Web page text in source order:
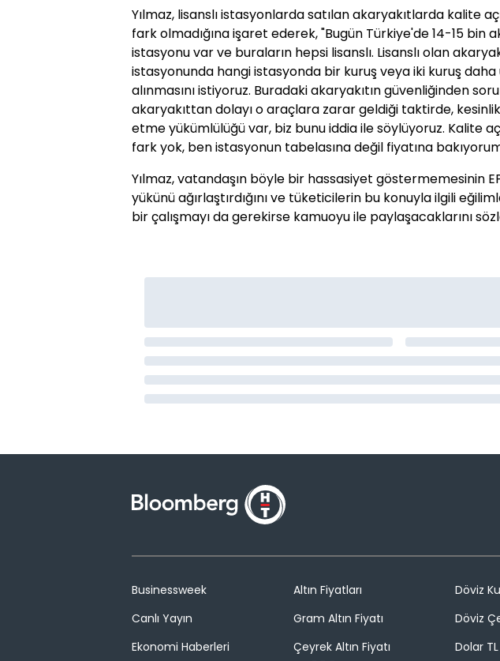
Yılmaz, lisanslı istasyonlarda satılan akaryakıtlarda kalite
fark olmadığına işaret ederek, "Bugün Türkiye'de 14-15 bin
istasyonu var ve buraların hepsi lisanslı. Lisanslı olan
istasyonunda hangi istasyonda bir kuruş veya iki kuruş
alınmasını istiyoruz. Buradaki akaryakıtın güvenliğinden
akaryakıttan dolayı o araçlara zarar geldiği taktirde,
etme yükümlülüğü var, biz bunu iddia ile söylüyoruz. Kalite
fark yok, ben istasyonun tabelasına değil fiyatına
Yılmaz, vatandaşın böyle bir hassasiyet göstermemesinin
yükünü ağırlaştırdığını ve tüketicilerin bu konuyla ilgili
bir çalışmayı da gerekirse kamuoyu ile paylaşacaklarını
Businessweek
Canlı Yayın
Ekonomi Haberleri
Altın Fiyatları
Gram Altın Fiyatı
Çeyrek Altın Fiyatı
Döviz
Döviz
Dolar TL